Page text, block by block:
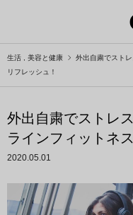
生活 美容と健康
外出自粛でスト
リフレッシュ！
外出自粛でストレ
ラインフィットネ
2020.05.01